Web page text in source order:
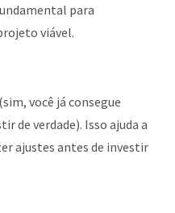
para
viável.
você já consegue
de verdade). Isso ajuda a
ajustes antes de investir